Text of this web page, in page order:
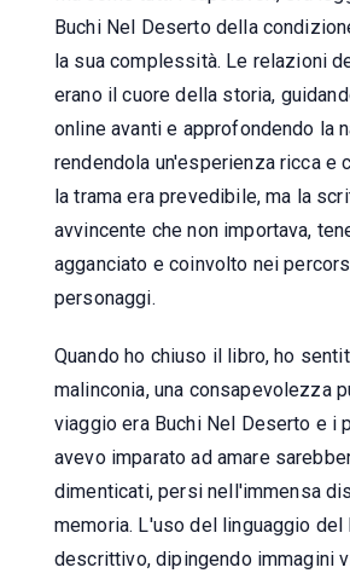
Buchi Nel Deserto della
la sua complessità. Le relazioni
erano il cuore della storia,
online avanti e approfondendo la
rendendola un'esperienza ricca e
la trama era prevedibile, ma la
avvincente che non importava,
agganciato e coinvolto nei
personaggi.
Quando ho chiuso il libro, ho
malinconia, una consapevolezza
viaggio era Buchi Nel Deserto e i
avevo imparato ad amare
dimenticati, persi nell'immensa
memoria. L'uso del linguaggio del
descrittivo, dipingendo immagini